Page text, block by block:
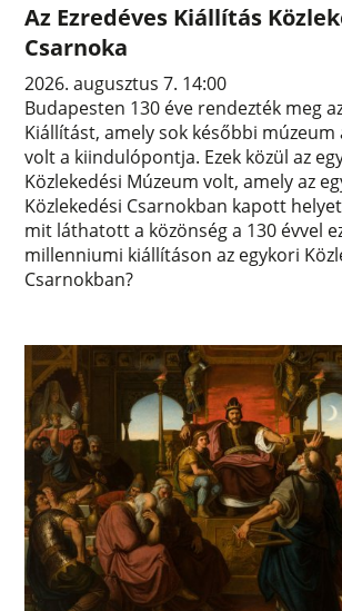
Az Ezredéves Kiállítás
Csarnoka
2026. augusztus 7. 14:00
Budapesten 130 éve rendezték meg
Kiállítást, amely sok későbbi múzeum
volt a kiindulópontja. Ezek közül az
Közlekedési Múzeum volt, amely az
Közlekedési Csarnokban kapott
mit láthatott a közönség a 130 évvel
millenniumi kiállításon az egykori
Csarnokban?